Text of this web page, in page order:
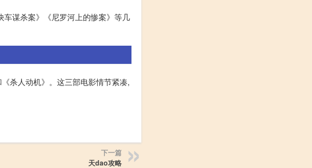
车谋杀案》《尼罗河上的惨案》等几
杀人动机》。这三部电影情节紧凑,
下一篇
天dao攻略